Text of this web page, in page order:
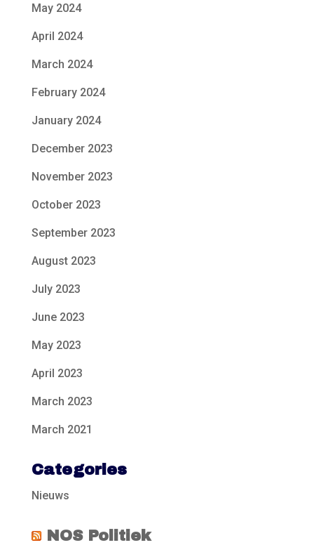
May 2024
April 2024
March 2024
February 2024
January 2024
December 2023
November 2023
October 2023
September 2023
August 2023
July 2023
June 2023
May 2023
April 2023
March 2023
March 2021
Categories
Nieuws
NOS Politiek